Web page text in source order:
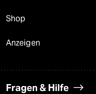
Shop
Anzeigen
Fragen & Hilfe